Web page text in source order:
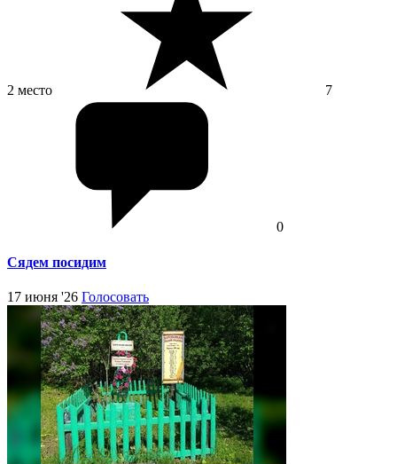
2 место 7
0
Сядем посидим
17 июня '26 Голосовать